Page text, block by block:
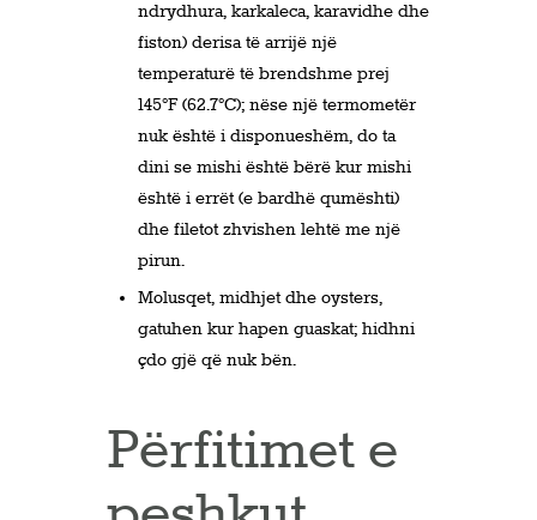
ndrydhura, karkaleca, karavidhe dhe
fiston) derisa të arrijë një
temperaturë të brendshme prej
145°F (62.7°C); nëse një termometër
nuk është i disponueshëm, do ta
dini se mishi është bërë kur mishi
është i errët (e bardhë qumështi)
dhe filetot zhvishen lehtë me një
pirun.
Molusqet, midhjet dhe oysters,
gatuhen kur hapen guaskat; hidhni
çdo gjë që nuk bën.
Përfitimet e